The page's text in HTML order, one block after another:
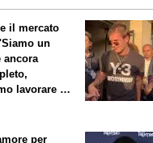
il mercato
un
ancora
lavorare i
per